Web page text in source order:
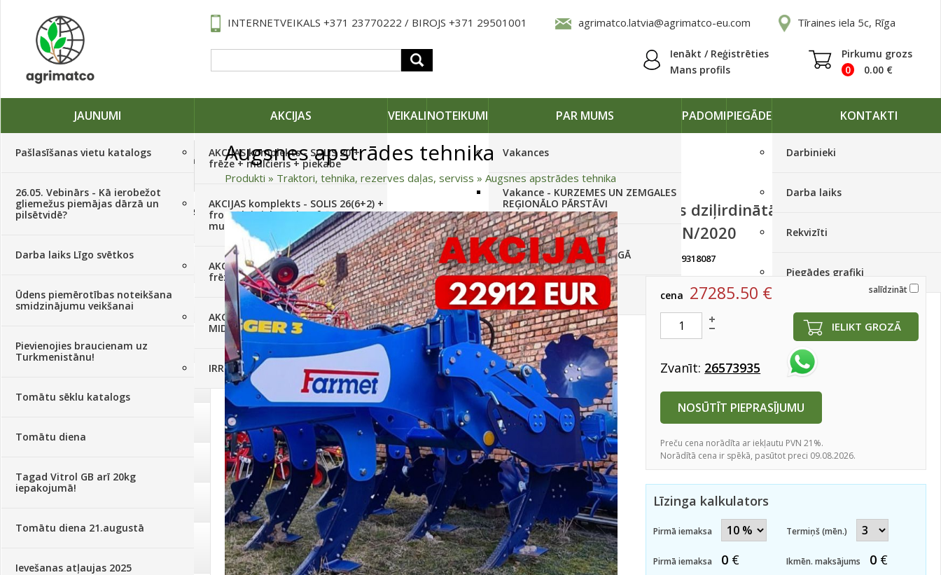
INTERNETVEIKALS +371 23770222 / BIROJS +371 29501001 agrimatco.latvia@agrimatco-eu.com Tīraines iela 5c, Rīga
Ienākt / Reģistrēties
Mans profils
Pirkumu grozs
0
0.00 €
JAUNUMI
Pašlasīšanas vietu katalogs
26.05. Vebinārs - Kā ierobežot
gliemežus piemājas dārzā un
pilsētvidē?
Darba laiks Līgo svētkos
Ūdens piemērotības noteikšana
smidzinājumu veikšanai
Pievienojies braucienam uz
Turkmenistānu!
Tomātu sēklu katalogs
Tomātu diena
Tagad Vitrol GB arī 20kg
iepakojumā!
Tomātu diena 21.augustā
Ievešanas atļaujas 2025
AKCIJAS
AKCIJAS komplekts - SOLIS 20 +
frēze + mulčieris + piekabe
AKCIJAS komplekts - SOLIS 26(6+2) +
frontālais iekrāvējs + frēze +
mulčieris + piekabe
AKCIJAS komplekts - SOLIS 26 HST +
frēze + mulčieris
AKCIJAS komplekts - SOLIS 26 HST +
MID MOWER + piekabe
IRRITEC Pilienlaistīšanas komplekti
VEIKALINOTEIKUMI PAR MUMS
Vakances
Vakance - KURZEMES UN ZEMGALES
REĢIONĀLO PĀRSTĀVI
Vakance - NOLIKTAVAS
STRĀDNIEKU VEIKALĀ RĪGĀ
Pieteikties jaunumiem
PADOMIPIEGĀDE KONTAKTI
Darbinieki
Darba laiks
Rekvizīti
Piegādes grafiki
Traktori, tehnika, rezerves daļas,
Sēklas, sīpoli, ķiploki, sīpolpuķes,
kartupeļi
Augu aizsardzība(366)
Mēslojumi(495)
Augsne, kūdra, mulča
Augsnes apstrādes tehnika
Produkti » Traktori, tehnika, rezerves daļas, serviss » Augsnes apstrādes tehnika
Jauns dziļirdinātājs DIGGER
DIG3N/2020
9318087
salīdzināt
cena 27285.50 €
IELIKT GROZĀ
Zvanīt: 26573935
NOSŪTĪT PIEPRASĪJUMU
Preču cena norādīta ar iekļautu PVN 21%.
Norādītā cena ir spēkā, pasūtot preci 09.08.2026.
Līzinga kalkulators
Pirmā iemaksa Termiņš (mēn.)
Pirmā iemaksa 0 € Ikmēn. maksājums 0€